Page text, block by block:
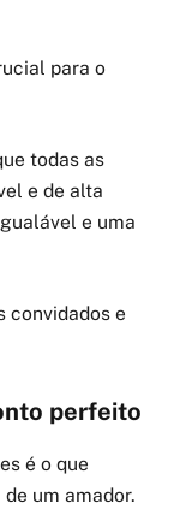
para o
todas as
e de alta
e uma
convidados e
perfeito
é o que
um amador.